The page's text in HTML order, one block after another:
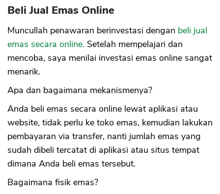
Beli Jual Emas Online
Muncullah penawaran berinvestasi dengan beli jual
emas secara online. Setelah mempelajari dan
mencoba, saya menilai investasi emas online sangat
menarik.
Apa dan bagaimana mekanismenya?
Anda beli emas secara online lewat aplikasi atau
website, tidak perlu ke toko emas, kemudian lakukan
pembayaran via transfer, nanti jumlah emas yang
sudah dibeli tercatat di aplikasi atau situs tempat
dimana Anda beli emas tersebut.
Bagaimana fisik emas?